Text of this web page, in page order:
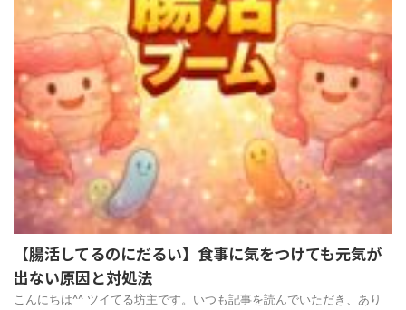
【腸活してるのにだるい】食事に気をつけても元気が
出ない原因と対処法
こんにちは^^ ツイてる坊主です。いつも記事を読んでいただき、あり